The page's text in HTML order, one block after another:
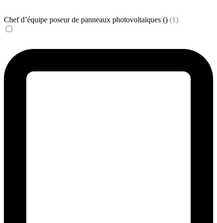
Chef d’équipe poseur de panneaux photovoltaïques () (1)